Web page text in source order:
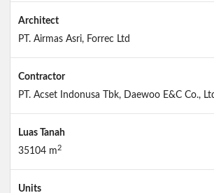
Architect
PT. Airmas Asri, Forrec Ltd
Contractor
PT. Acset Indonusa Tbk, Daewoo E&C Co.,
Luas Tanah
35104 m 2
Units